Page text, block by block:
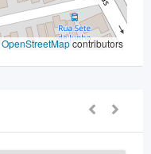
OpenStreetMapcontributors